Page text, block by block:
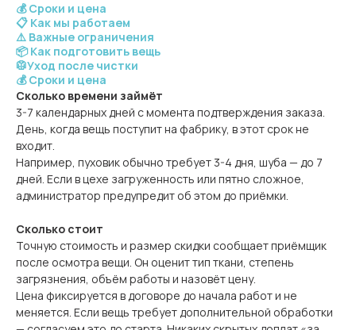
💰 Сроки и цена
📋 Как мы работаем
⚠️ Важные ограничения
📦 Как подготовить вещь
🥼Уход после чистки
💰 Сроки и цена
Сколько времени займёт
3-7 календарных дней с момента подтверждения заказа.
День, когда вещь поступит на фабрику, в этот срок не
входит.
Например, пуховик обычно требует 3-4 дня, шуба — до 7
дней. Если в цехе загруженность или пятно сложное,
администратор предупредит об этом до приёмки.
Сколько стоит
Точную стоимость и размер скидки сообщает приёмщик
после осмотра вещи. Он оценит тип ткани, степень
загрязнения, объём работы и назовёт цену.
Цена фиксируется в договоре до начала работ и не
меняется. Если вещь требует дополнительной обработки